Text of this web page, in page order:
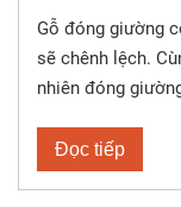
Gỗ đóng giường
sẽ chênh lệch.
nhiên đóng
Đọc tiếp